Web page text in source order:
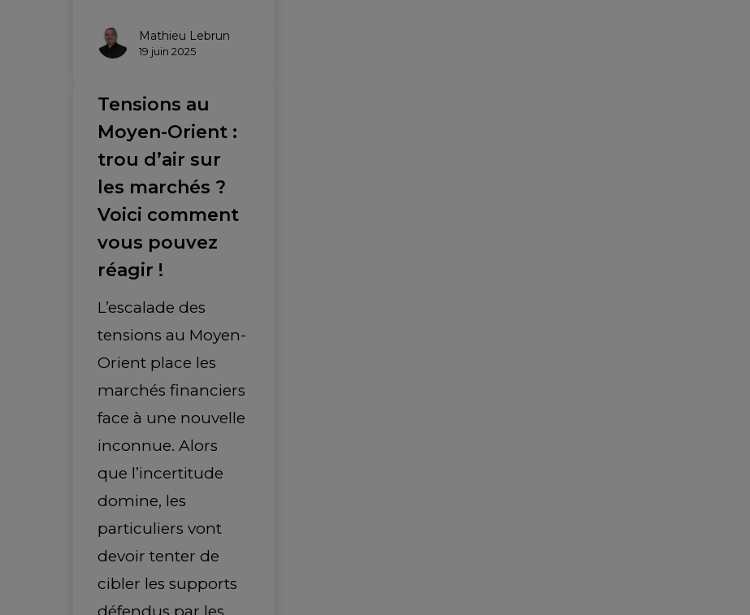
Mathieu Lebrun
19 juin 2025
Tensions au
Moyen-Orient :
trou d’air sur
les marchés ?
Voici comment
vous pouvez
réagir !
L’escalade des
tensions au Moyen-
Orient place les
marchés financiers
face à une nouvelle
inconnue. Alors
que l’incertitude
domine, les
particuliers vont
devoir tenter de
cibler les supports
défendus par les